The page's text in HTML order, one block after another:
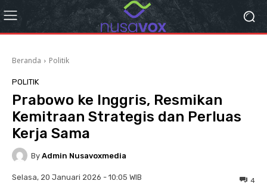
Beranda Politik
POLITIK
Prabowo ke Inggris, Resmikan
Kemitraan Strategis dan Perluas
Kerja Sama
By Admin Nusavoxmedia
Selasa, 20 Januari 2026 - 10:05 WIB 4